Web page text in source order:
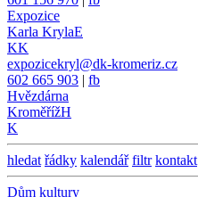
Expozice
Karla KrylaE
KK
expozicekryl@dk-kromeriz.cz
602 665 903 | fb
Hvězdárna
KroměřížH
K
hledat řádky kalendář filtr kontakt
Dům kultury